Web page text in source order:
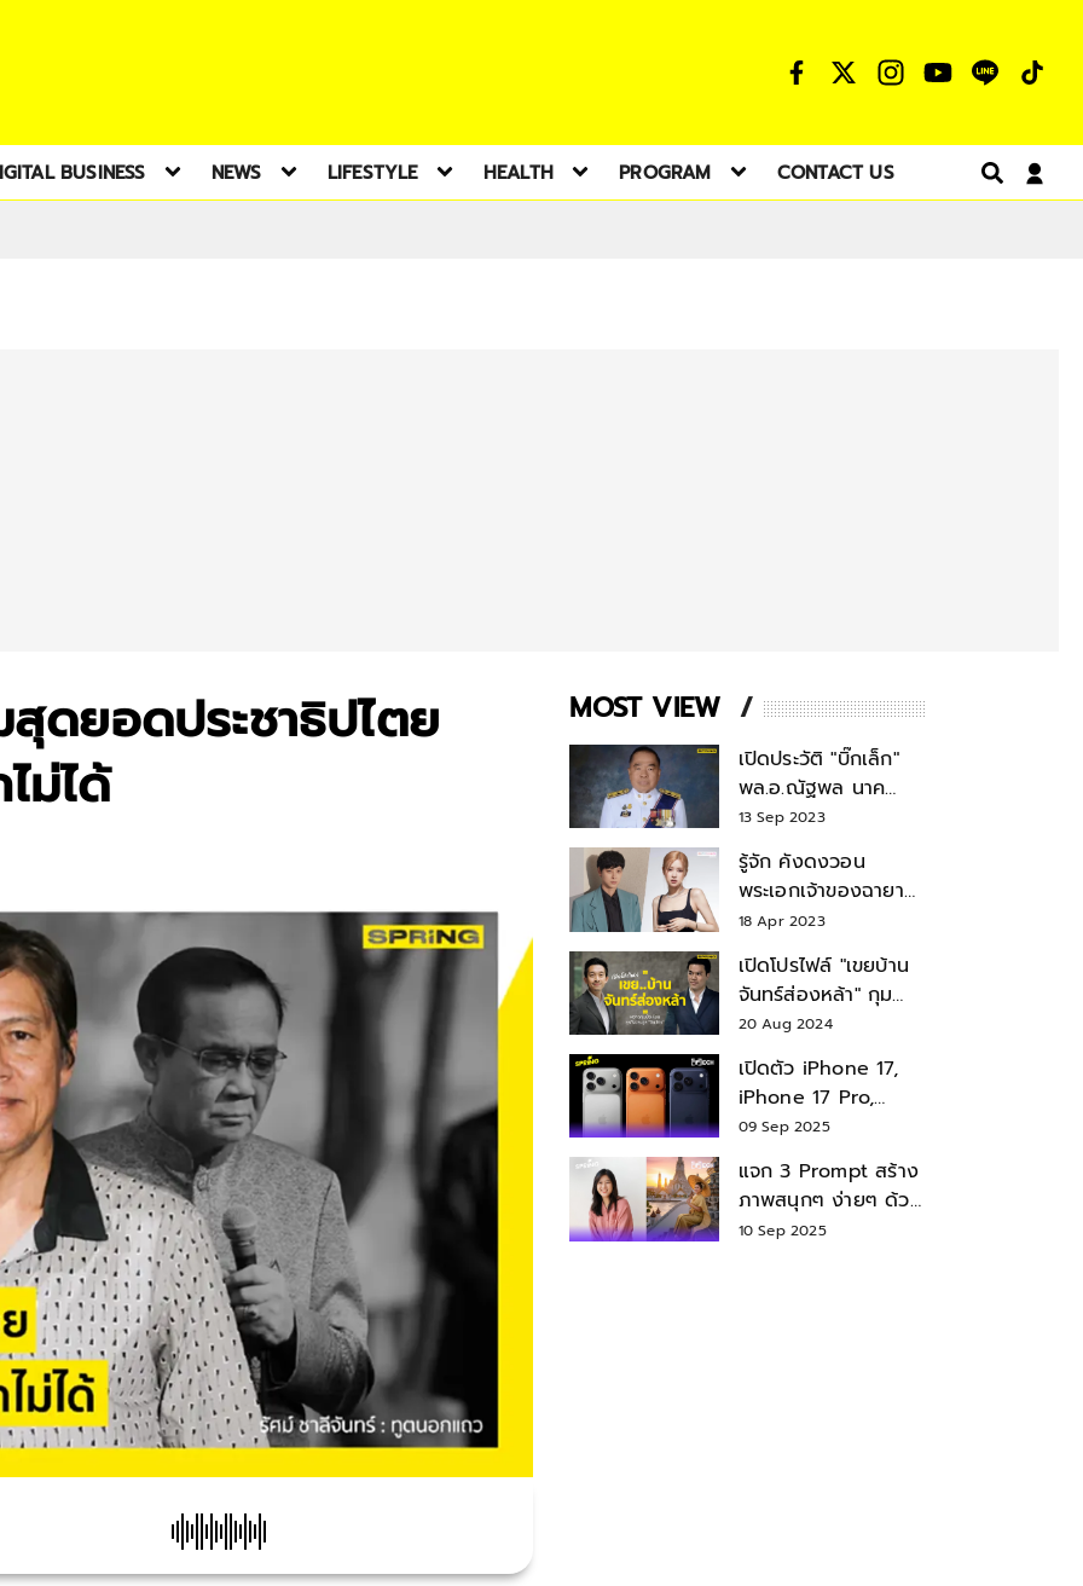
BUSINESS NEWS LIFESTYLE HEALTH PROGRAM CONTACT US
ดยอดประชาธิปไตย
ม่ได้
MOST VIEW
เปิดประวัติ "บิ๊กเล็ก"
พล.อ.ณัฐพล นาค
พาณิชย์ จากเลขาฯ
สมช.-เลขาฯ
รมว.กลาโหม
13 Sep 2023
รู้จัก คังดงวอน
พระเอกเจ้าของฉายา
สมบัติแห่งชาติ หลังมี
18 Apr 2023
เปิดโปรไฟล์ "เขยบ้าน
จันทร์ส่องหล้า" กุม
บังเหียนธุรกิจตระกูล
"ชินวัตร"
20 Aug 2024
เปิดตัว iPhone 17,
iPhone 17 Pro,
iPhone 17 Air สเปค
09 Sep 2025
แจก 3 Prompt สร้าง
ภาพสนุกๆ ง่ายๆ ด้วย
Nano Banana ใน
10 Sep 2025